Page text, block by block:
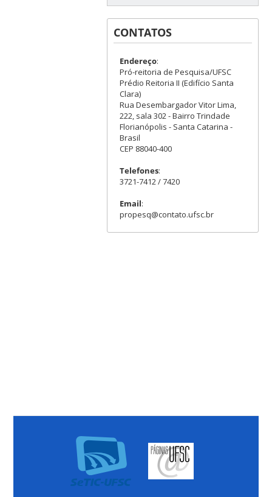
CONTATOS
Endereço:
Pró-reitoria de Pesquisa/UFSC
Prédio Reitoria II (Edifício Santa
Clara)
Rua Desembargador Vitor Lima,
222, sala 302 - Bairro Trindade
Florianópolis - Santa Catarina -
Brasil
CEP 88040-400
Telefones:
3721-7412 / 7420
Email:
propesq@contato.ufsc.br